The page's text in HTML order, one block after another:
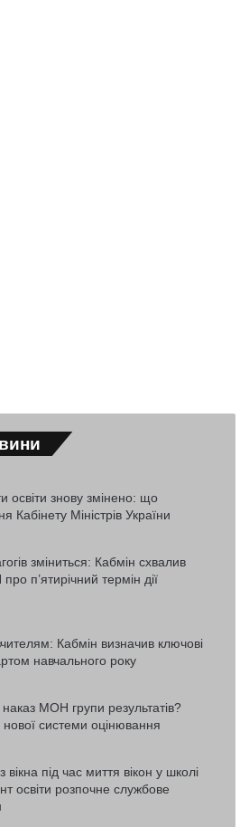
освіти знову змінено: що
Кабінету Міністрів України
зміниться: Кабмін схвалив
п’ятирічний термін дії
Кабмін визначив ключові
навчального року
МОН групи результатів?
системи оцінювання
під час миття вікон у школі
освіти розпочне службове